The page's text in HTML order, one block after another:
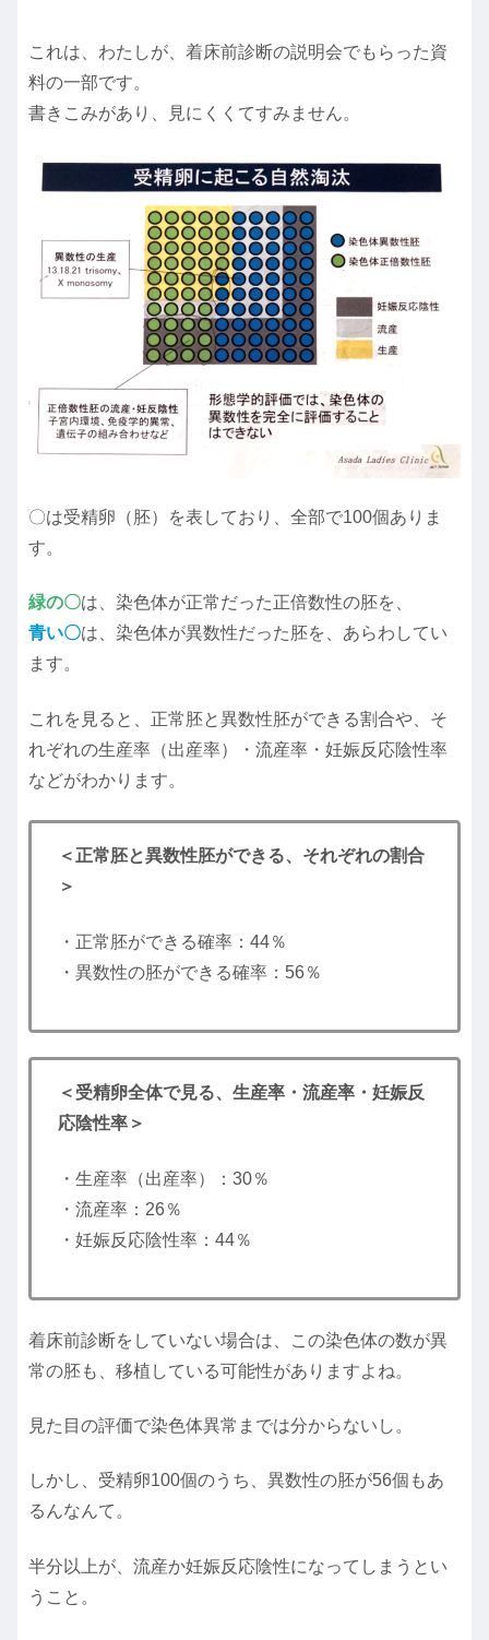
これは、わたしが、着床前診断の説明会でもらった資
料の一部です。
書きこみがあり、見にくくてすみません。
〇は受精卵（胚）を表しており、全部で100個ありま
す。
緑の〇は、染色体が正常だった正倍数性の胚を、
青い〇は、染色体が異数性だった胚を、あらわしてい
ます。
これを見ると、正常胚と異数性胚ができる割合や、そ
れぞれの生産率（出産率）・流産率・妊娠反応陰性率
などがわかります。
＜正常胚と異数性胚ができる、それぞれの割合
＞
・正常胚ができる確率：44％
・異数性の胚ができる確率：56％
＜受精卵全体で見る、生産率・流産率・妊娠反
応陰性率＞
・生産率（出産率）：30％
・流産率：26％
・妊娠反応陰性率：44％
着床前診断をしていない場合は、この染色体の数が異
常の胚も、移植している可能性がありますよね。
見た目の評価で染色体異常までは分からないし。
しかし、受精卵100個のうち、異数性の胚が56個もあ
るんなんて。
半分以上が、流産か妊娠反応陰性になってしまうとい
うこと。